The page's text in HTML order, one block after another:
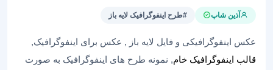
آذین شاپ #طرح اینفوگرافیک لایه باز
عکس اینفوگرافیکی و فایل لایه باز , عکس برای اینفوگرافیک,
قالب اینفوگرافیک خام, نمونه طرح های اینفوگرافیک به صورت